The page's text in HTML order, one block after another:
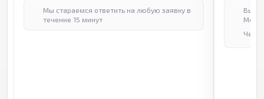
Мы стараемся ответить на любую заявку в
течение 15 минут